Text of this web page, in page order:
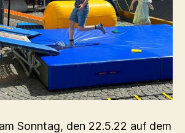
Sonntag, den 22.5.22 auf dem